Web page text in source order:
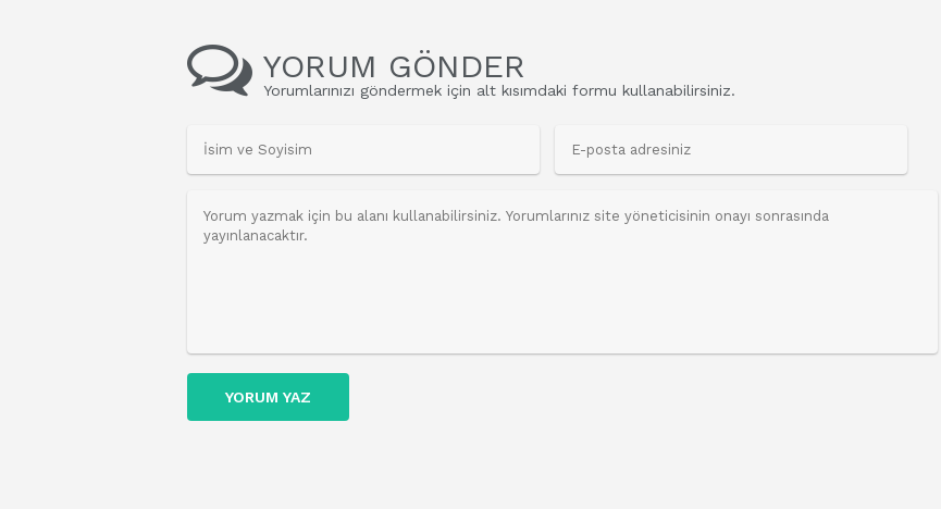
YORUM GÖNDER
Yorumlarınızı göndermek için alt kısımdaki formu kullanabilirsiniz.
YORUM YAZ